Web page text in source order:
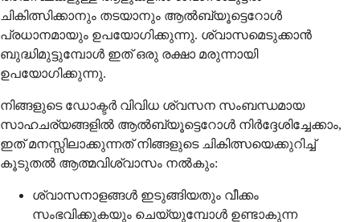
ചികിത്സിക്കാനും തടയാനും ആൽബ്യൂട്ടെറോൾ
പ്രധാനമായും ഉപയോഗിക്കുന്നു. ശ്വാസമെടുക്കാൻ
ബുദ്ധിമുട്ടുമ്പോൾ ഇത് ഒരു രക്ഷാ മരുന്നായി
ഉപയോഗിക്കുന്നു.
നിങ്ങളുടെ ഡോക്ടർ വിവിധ ശ്വസന സംബന്ധമായ
സാഹചര്യങ്ങളിൽ ആൽബ്യൂട്ടെറോൾ നിർദ്ദേശിച്ചേക്കാം,
ഇത് മനസ്സിലാക്കുന്നത് നിങ്ങളുടെ ചികിത്സയെക്കുറിച്ച്
കൂടുതൽ ആത്മവിശ്വാസം നൽകും:
ശ്വാസനാളങ്ങൾ ഇടുങ്ങിയതും വീക്കം
സംഭവിക്കുകയും ചെയ്യുമ്പോൾ ഉണ്ടാകുന്ന